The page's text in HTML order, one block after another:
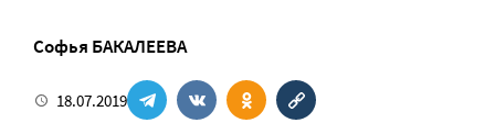
Софья БАКАЛЕЕВА
18.07.2019